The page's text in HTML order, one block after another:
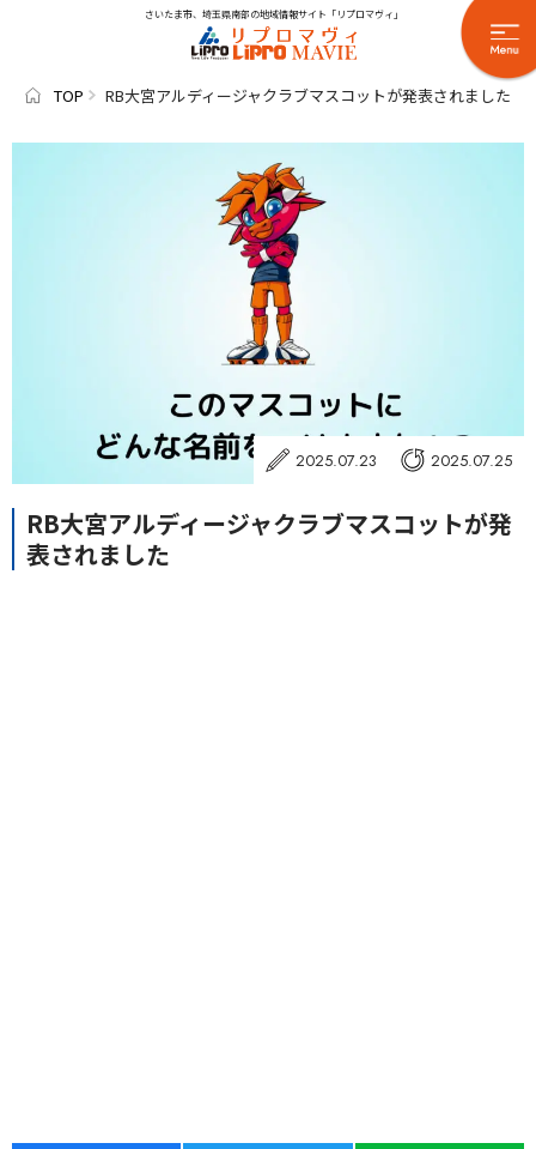
さいたま市、埼玉県南部の地域情報サイト「リプロマヴィ」
TOP RB大宮アルディージャクラブマスコットが発表されました
2025.07.23 2025.07.25
RB大宮アルディージャクラブマスコットが発
表されました